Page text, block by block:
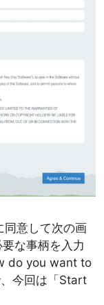
同意して次の画
な事柄を入力
do you want to
今回は「Start